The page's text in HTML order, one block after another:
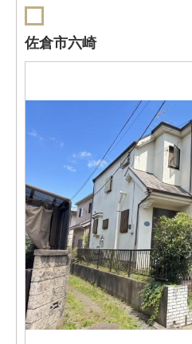
佐倉市六崎